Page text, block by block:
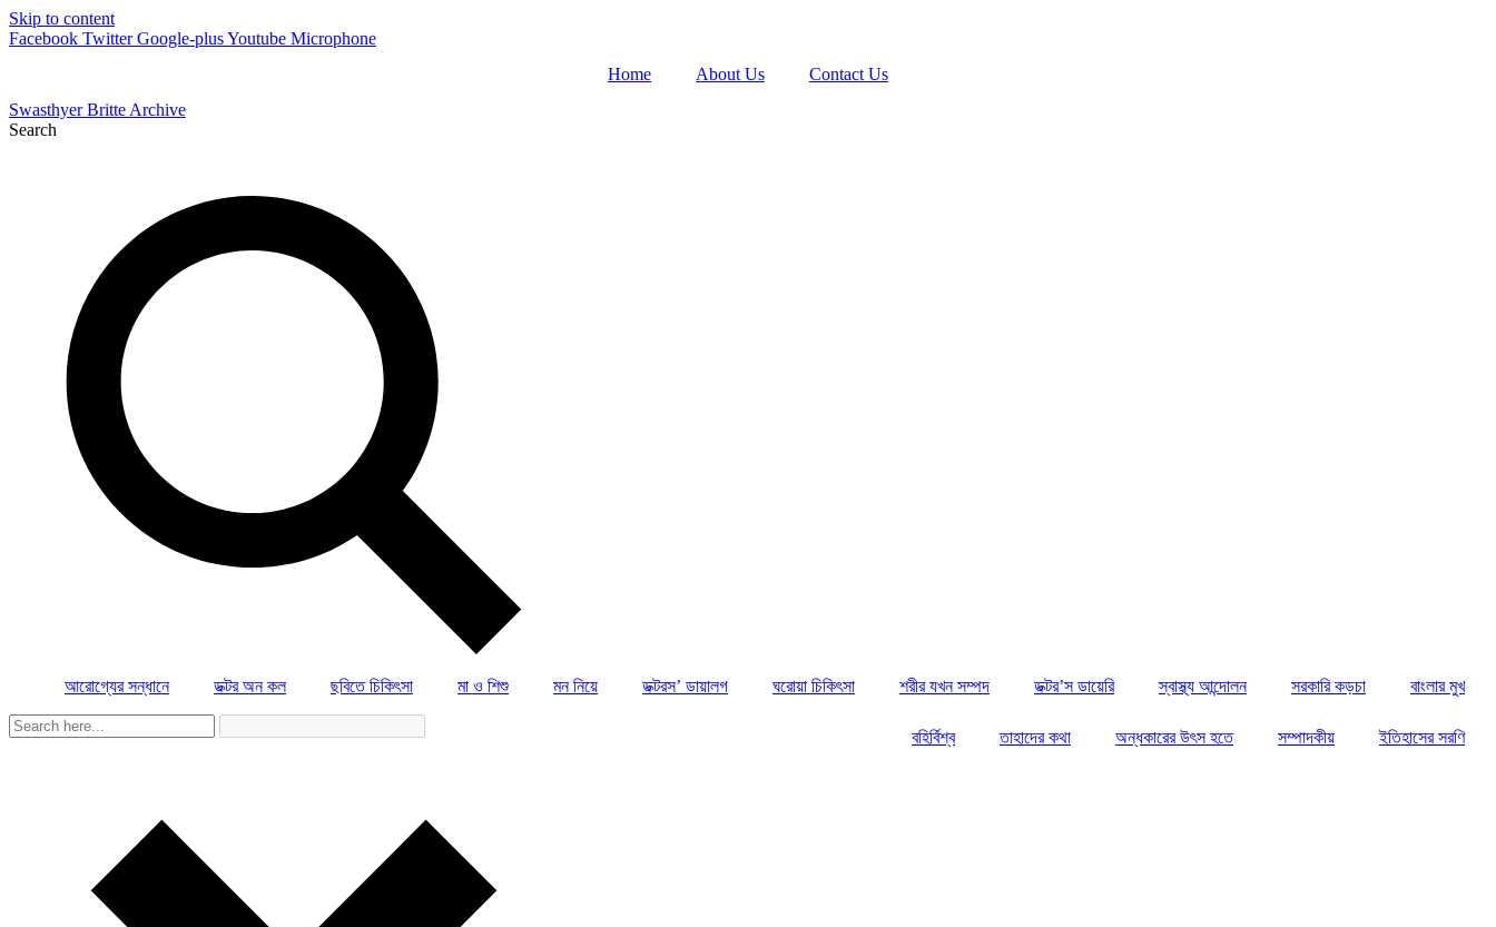
Skip to content
Facebook Twitter Google-plusYoutube Microphone
Home
About Us
Contact Us
Swasthyer Britte Archive
Search
আরোগ্যের সন্ধানে ডক্টর অন কল ছবিতে চিকিৎসা মা ও শিশু মন নিয়ে ডক্টরস’ ডায়ালগ ঘরোয়া চিকিৎসা শরীর যখন সম্পদ ডক্টর’স ডায়েরি স্বাস্থ্য আন্দোলন সরকারি কড়চা বাংলার মুখ
বহির্বিশ্ব তাহাদের কথা অন্ধকারের উৎস হতে সম্পাদকীয় ইতিহাসের সরণি